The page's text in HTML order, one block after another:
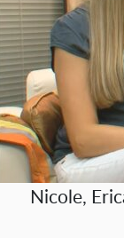
Nicole,